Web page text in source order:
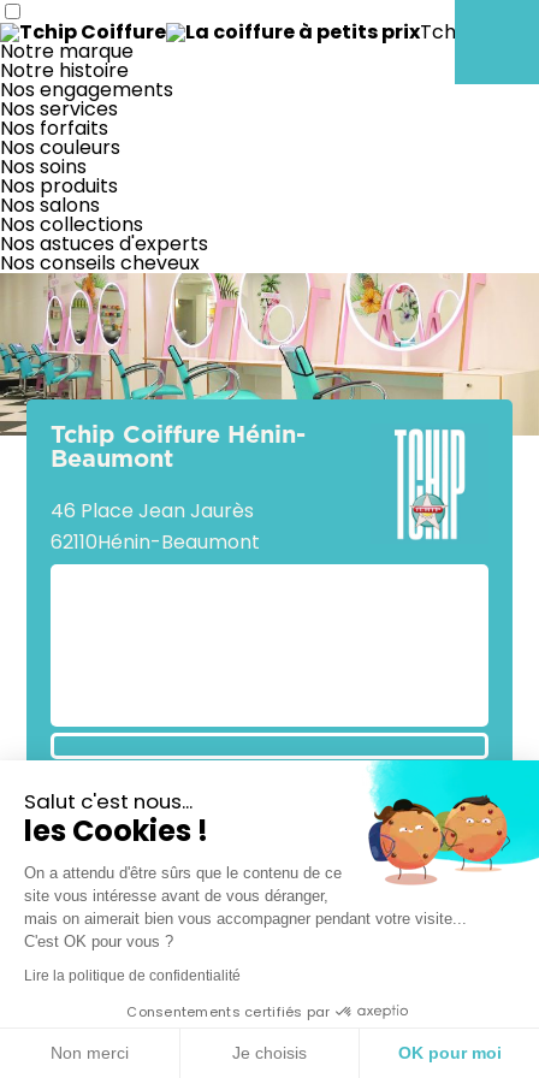
Tchip & moi
Notre marque
Notre histoire
Nos engagements
Nos services
Nos forfaits
Nos couleurs
Nos soins
Nos produits
Nos salons
Nos collections
Nos astuces d'experts
Nos conseils cheveux
Tchip Coiffure Hénin-
Beaumont
46 Place Jean Jaurès
62110Hénin-Beaumont
APPELER
CALCULER MON ITINÉRAIRE
SUIVEZ NOUS SALONS A
09h
Salut c'est nous...
les Cookies !
On a attendu d'être sûrs que le contenu de ce
site vous intéresse avant de vous déranger,
mais on aimerait bien vous accompagner pendant votre visite...
C'est OK pour vous ?
Lire la politique de confidentialité
Consentements certifiés par
Non merci Je choisis OK pour moi